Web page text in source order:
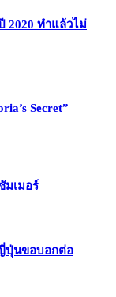
2020 ทำแล้วไม่
Secret”
มเมอร์
ปุ่นขอบอกต่อ